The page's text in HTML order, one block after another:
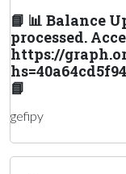
📘 📊 Balance
processed.
https://
📘
gefipy